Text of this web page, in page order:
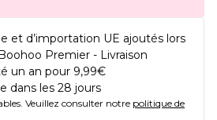
et d’importation UE ajoutés lors
Premier - Livraison
un an pour 9,99€
dans les 28 jours
Veuillez consulter notre politique de